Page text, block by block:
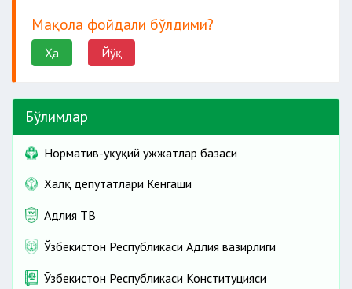
Мақола фойдали бўлдими?
Ҳа Йўқ
Бўлимлар
Норматив-ҳуқуқий ҳужжатлар базаси
Халқ депутатлари Кенгаши
Адлия ТВ
Ўзбекистон Республикаси Адлия вазирлиги
Ўзбекистон Республикаси Конституцияси